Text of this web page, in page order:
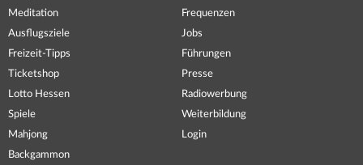
Meditation
Ausflugsziele
Freizeit-Tipps
Ticketshop
Lotto Hessen
Spiele
Mahjong
Backgammon
Frequenzen
Jobs
Führungen
Presse
Radiowerbung
Weiterbildung
Login